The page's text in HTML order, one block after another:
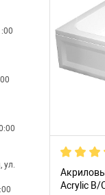
Acrylic B/